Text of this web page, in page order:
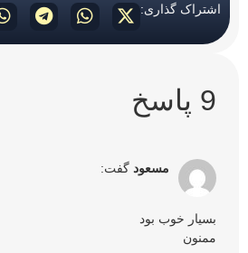
اشتراک گذاری:
9 پاسخ
مسعود گفت:
بسیار خوب بود
ممنون